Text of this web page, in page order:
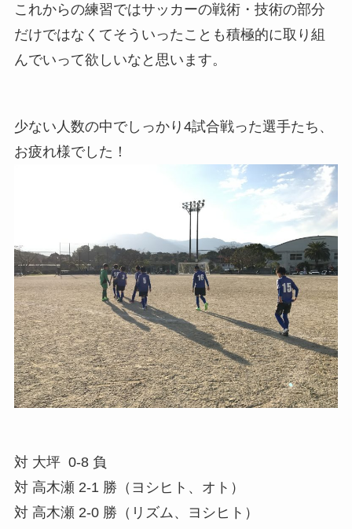
これからの練習ではサッカーの戦術・技術の部分
だけではなくてそういったことも積極的に取り組
んでいって欲しいなと思います。
少ない人数の中でしっかり4試合戦った選手たち、
お疲れ様でした！
対 大坪 0-8 負
対 高木瀬 2-1 勝（ヨシヒト、オト）
対 高木瀬 2-0 勝（リズム、ヨシヒト）